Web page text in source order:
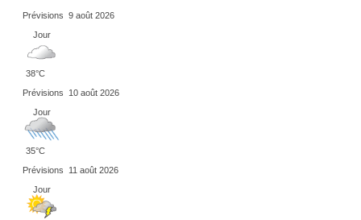
Prévisions 9 août 2026
Jour
38°C
Prévisions
10 août 2026
Jour
35°C
Prévisions
11 août 2026
Jour